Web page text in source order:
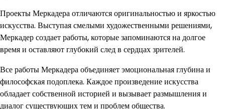
Проекты Меркадера отличаются оригинальностью и яркостью
искусства. Выступая смелыми художественными решениями,
Меркадер создает работы, которые запоминаются на долгое
время и оставляют глубокий след в сердцах зрителей.
Все работы Меркадера объединяет эмоциональная глубина и
философская подоплека. Каждое произведение искусства
обладает собственной историей и вызывает размышления и
диалог существующих тем и проблем общества.